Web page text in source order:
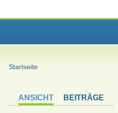
Startseite
ANSICHT BEITRÄGE